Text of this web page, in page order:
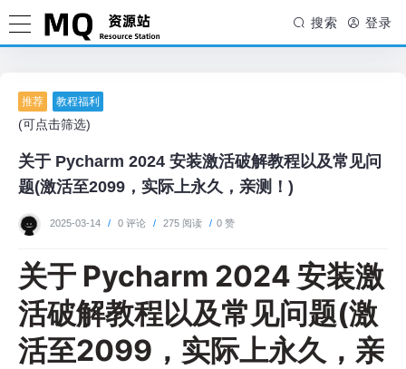
搜索 登录
推荐 教程福利
(可点击筛选)
关于 Pycharm 2024 安装激活破解教程以及常见问
题(激活至2099，实际上永久，亲测！)
2025-03-14 / 0 评论 / 275 阅读 / 0 赞
关于 Pycharm 2024 安装激
活破解教程以及常见问题(激
活至2099，实际上永久，亲